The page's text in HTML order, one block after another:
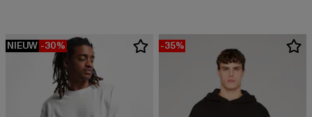
NIEUW -30% -35%